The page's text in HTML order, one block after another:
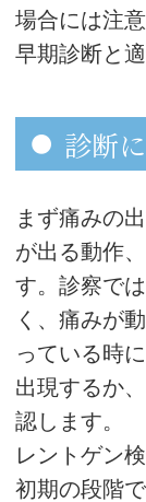
場合には注
早期診断と
診断
まず痛みの
が出る動作
す。診察で
く、痛みが
っている時
出現するか
認します。
レントゲン
初期の段階